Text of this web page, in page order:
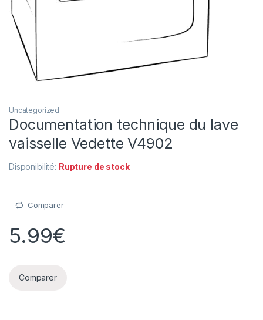
Uncategorized
Documentation technique du lave
vaisselle Vedette V4902
Disponibilité: Rupture de stock
Comparer
5.99€
Comparer